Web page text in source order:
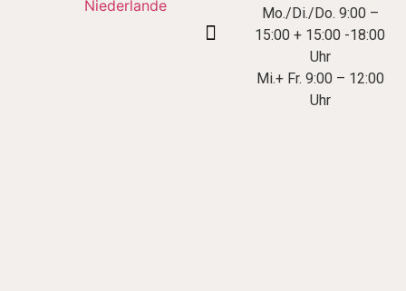
Mo./Di./Do. 9:00 –
15:00 + 15:00 -18:00
Uhr
Mi.+ Fr. 9:00 – 12:00
Uhr